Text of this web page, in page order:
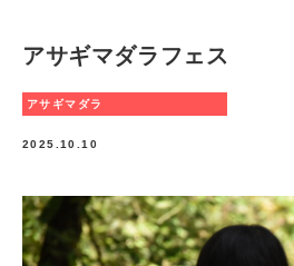
アサギマダラフェス
アサギマダラ
2025.10.10